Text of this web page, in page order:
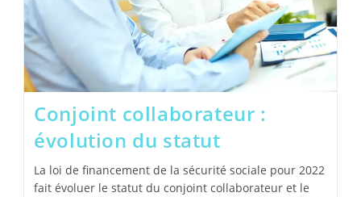
Conjoint collaborateur :
évolution du statut
La loi de financement de la sécurité sociale pour 2022
fait évoluer le statut du conjoint collaborateur et le